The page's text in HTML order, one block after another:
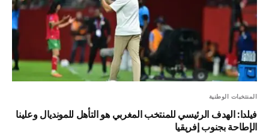
المنتخبات الوطنية
فيلدا: الهدف الرئيسي للمنتخب المغربي هو التأهل للمونديال وعلينا
الإطاحة بجنوب إفريقيا